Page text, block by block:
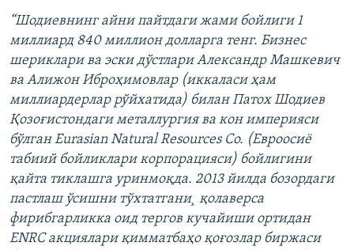
“Шодиевнинг айни пайтдаги жами бойлиги 1
миллиард 840 миллион долларга тенг. Бизнес
шериклари ва эски дўстлари Александр Машкевич
ва Алижон Иброҳимовлар (иккаласи ҳам
миллиардерлар рўйхатида) билан Патох Шодиев
Қозоғистондаги металлургия ва кон империяси
бўлган Eurasian Natural Resources Co. (Евроосиë
табиий бойликлари корпорацияси) бойлигини
қайта тиклашга уринмоқда. 2013 йилда бозордаги
пастлаш ўсишни тўхтатгани¸ қолаверса
фирибгарликка оид тергов кучайиши ортидан
ENRC акциялари қимматбаҳо қоғозлар биржаси